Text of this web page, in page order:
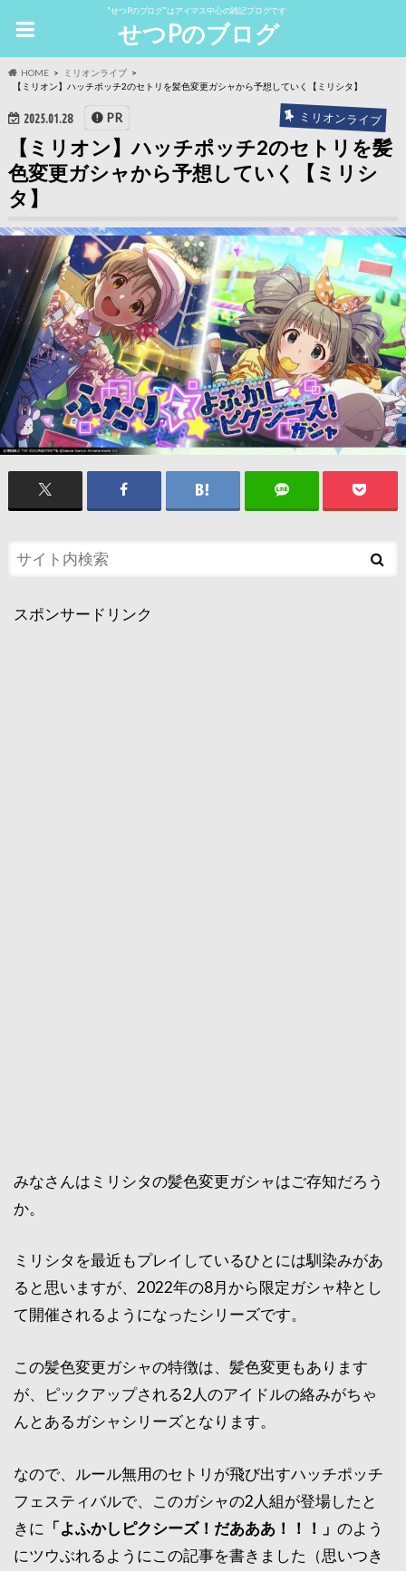
"せつPのブログ"はアイマス中心の雑記ブログです
せつPのブログ
HOME
ミリオンライブ
【ミリオン】ハッチポッチ2のセトリを髪色変更ガシャから予想していく【ミリシタ】
2025.01.28 ミリオンライブ
PR
【ミリオン】ハッチポッチ2のセトリを髪
色変更ガシャから予想していく【ミリシ
タ】
スポンサードリンク
みなさんはミリシタの髪色変更ガシャはご存知だろう
か。
ミリシタを最近もプレイしているひとには馴染みがあ
ると思いますが、2022年の8月から限定ガシャ枠とし
て開催されるようになったシリーズです。
この髪色変更ガシャの特徴は、髪色変更もあります
が、ピックアップされる2人のアイドルの絡みがちゃ
んとあるガシャシリーズとなります。
なので、ルール無用のセトリが飛び出すハッチポッチ
フェスティバルで、このガシャの2人組が登場したと
きに 「よふかしピクシーズ！だあああ！！！」のよう
にツウぶれるようにこの記事を書きました（思いつき